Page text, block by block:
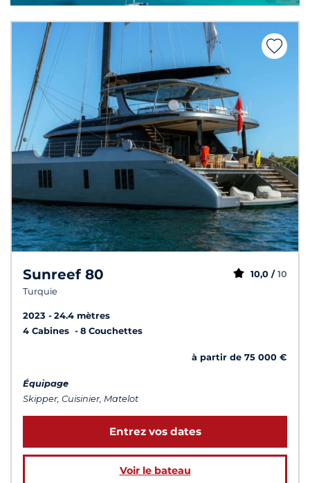
Sunreef 80
Turquie
10,0 / 10
2023
24.4 mètres
4 Cabines
8 Couchettes
à partir de 75 000 €
Équipage
Skipper, Cuisinier, Matelot
Entrez vos dates
Voir le bateau